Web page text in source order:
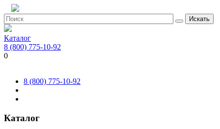
Искать
Каталог
8 (800) 775-10-92
0
8 (800) 775-10-92
Каталог